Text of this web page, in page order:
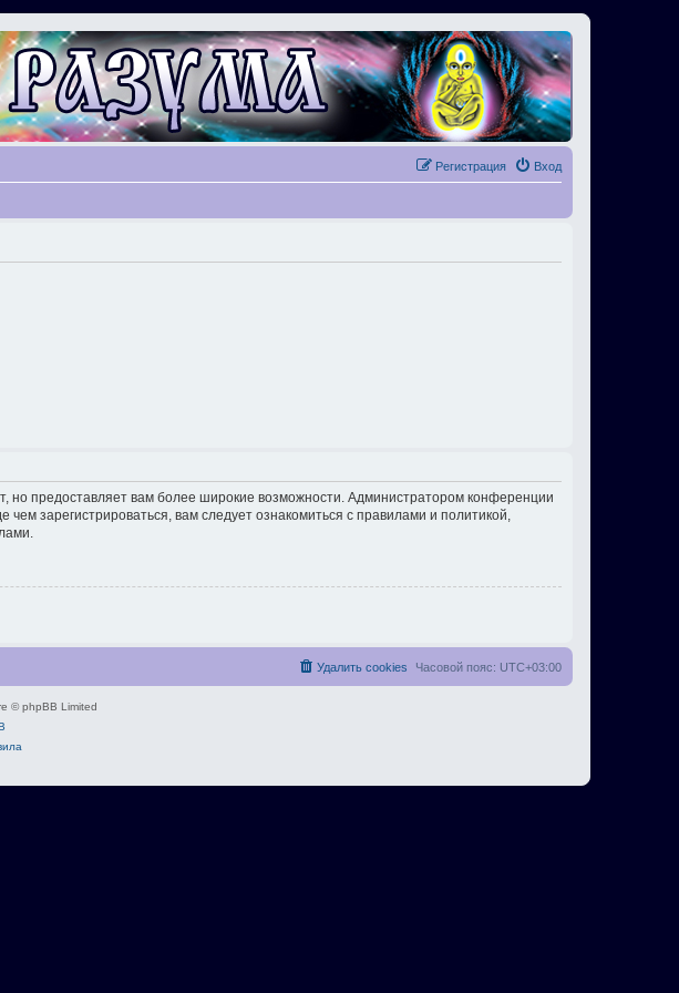
Вход
Регистрация
но предоставляет вам более широкие возможности. Администратором конференции
зарегистрироваться, вам следует ознакомиться с правилами и политикой,
Часовой пояс: UTC+03:00
Удалить cookies
© phpBB Limited